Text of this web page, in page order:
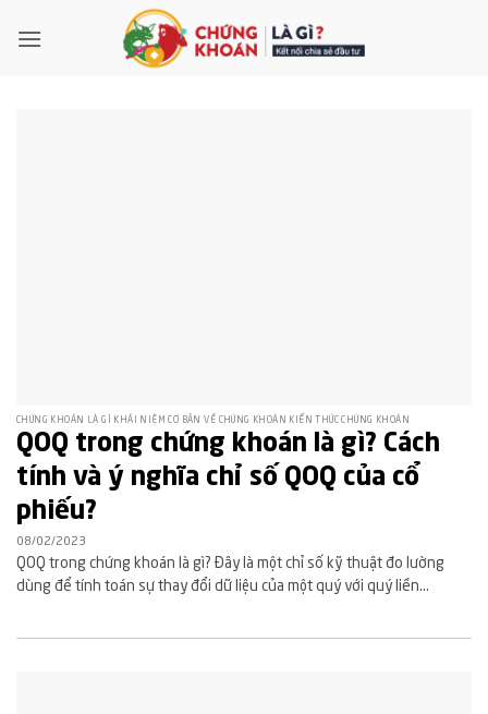
qua
CHỨNG KHOÁN LÀ GÌ KHÁI NIỆM CƠ BẢN VỀ CHỨNG KHOÁN KIẾN THỨC CHỨNG KHOÁN
QOQ trong chứng khoán là gì? Cách
tính và ý nghĩa chỉ số QOQ của cổ
phiếu?
08/02/2023
QOQ trong chứng khoán là gì? Đây là một chỉ số kỹ thuật đo lường
dùng để tính toán sự thay đổi dữ liệu của một quý với quý liền...